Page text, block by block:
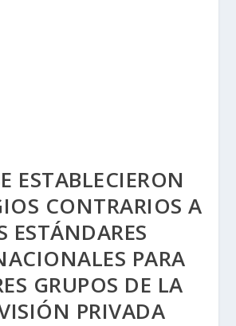
ESTABLECIERON
CONTRARIOS A
ESTÁNDARES
PARA
GRUPOS DE LA
PRIVADA